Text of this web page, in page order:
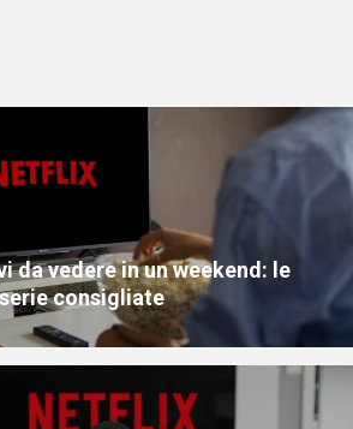
da vedere in un weekend: le
consigliate